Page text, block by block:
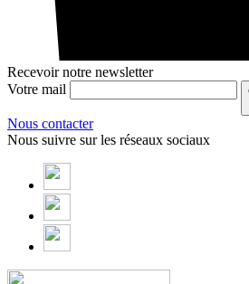
Recevoir notre newsletter
Votre mail
Nous contacter
Nous suivre sur les réseaux sociaux